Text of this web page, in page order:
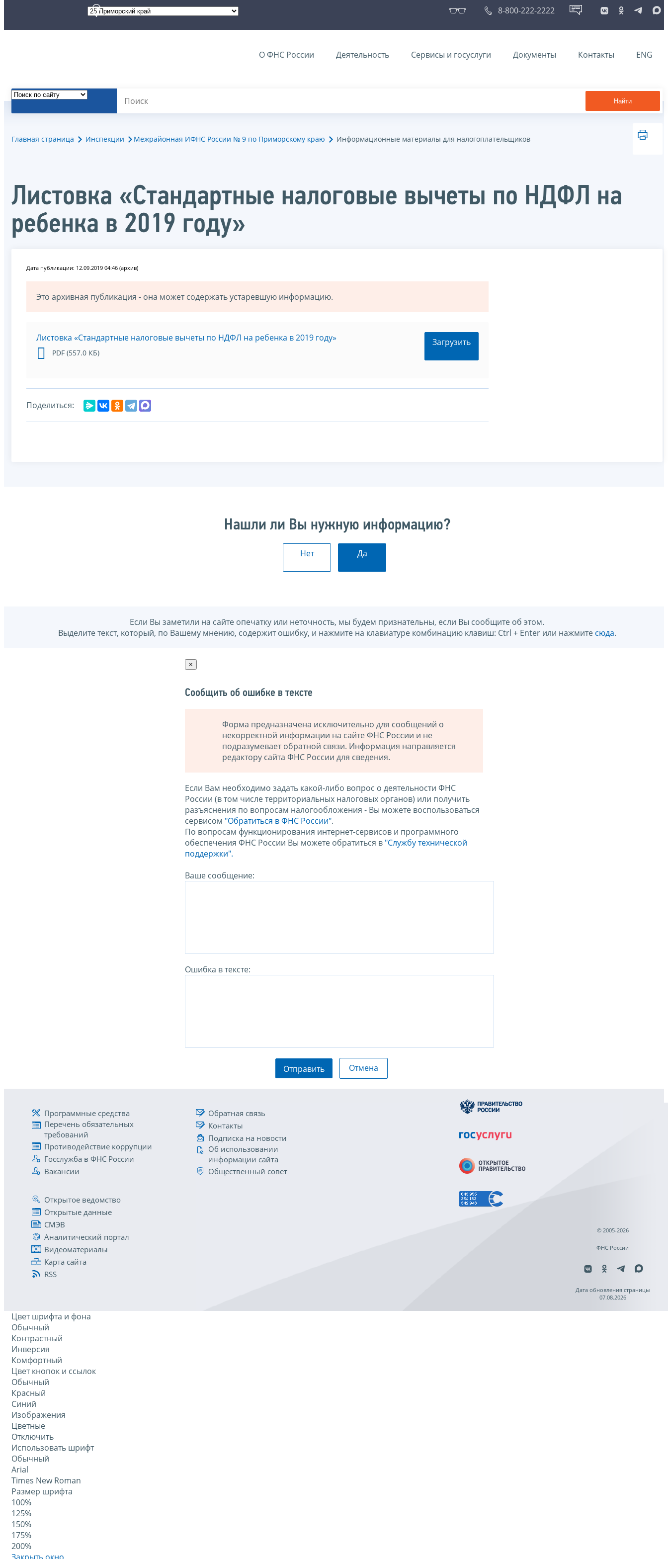
8-800-222-2222
О ФНС России Деятельность Сервисы и госуслуги Документы Контакты ENG
Найти
Главная страница Инспекции Межрайонная ИФНС России № 9 по Приморскому краю Информационные материалы для налогоплательщиков
Листовка «Стандартные налоговые вычеты по НДФЛ на
ребенка в 2019 году»
Дата публикации: 12.09.2019 04:46 (архив)
Это архивная публикация - она может содержать устаревшую информацию.
Листовка «Стандартные налоговые вычеты по НДФЛ на ребенка в 2019 году»
PDF (557.0 КБ)
Загрузить
Поделиться:
Нашли ли Вы нужную информацию?
Нет Да
Если Вы заметили на сайте опечатку или неточность, мы будем признательны, если Вы сообщите об этом.
Выделите текст, который, по Вашему мнению, содержит ошибку, и нажмите на клавиатуре комбинацию клавиш: Ctrl + Enter или нажмите сюда.
×
Сообщить об ошибке в тексте
Форма предназначена исключительно для сообщений о
некорректной информации на сайте ФНС России и не
подразумевает обратной связи. Информация направляется
редактору сайта ФНС России для сведения.
Если Вам необходимо задать какой-либо вопрос о деятельности ФНС
России (в том числе территориальных налоговых органов) или получить
разъяснения по вопросам налогообложения - Вы можете воспользоваться
сервисом "Обратиться в ФНС России".
По вопросам функционирования интернет-сервисов и программного
обеспечения ФНС России Вы можете обратиться в "Службу технической
поддержки".
Ваше сообщение:
Ошибка в тексте:
Отправить Отмена
Программные средства
Перечень обязательных
требований
Противодействие коррупции
Госслужба в ФНС России
Вакансии
Обратная связь
Контакты
Подписка на новости
Об использовании
информации сайта
Общественный совет
Открытое ведомство
Открытые данные
СМЭВ
Аналитический портал
Видеоматериалы
Карта сайта
RSS
© 2005-2026
ФНС России
Дата обновления страницы
07.08.2026
Цвет шрифта и фона
Обычный
Контрастный
Инверсия
Комфортный
Цвет кнопок и ссылок
Обычный
Красный
Синий
Изображения
Цветные
Отключить
Использовать шрифт
Обычный
Arial
Times New Roman
Размер шрифта
100%
125%
150%
175%
200%